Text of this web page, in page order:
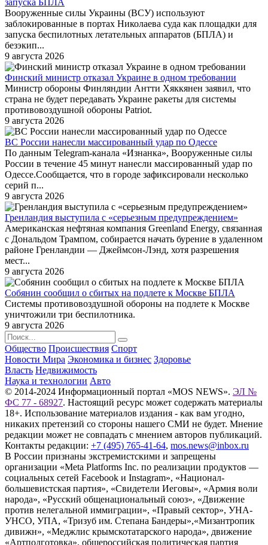
запуска БПЛА
Вооруженные силы Украины (ВСУ) используют
заблокированные в портах Николаева суда как площадки для
запуска беспилотных летательных аппаратов (БПЛА) и
безэкип...
9 августа 2026
Финский министр отказал Украине в одном требовании
Министр обороны Финляндии Антти Хяккянен заявил, что
страна не будет передавать Украине ракеты для системы
противовоздушной обороны Patriot.
9 августа 2026
ВС России нанесли массированный удар по Одессе
По данным Telegram-канала «Изнанка», Вооруженные силы
России в течение 45 минут нанесли массированный удар по
Одессе.Сообщается, что в городе зафиксировали несколько
серий п...
9 августа 2026
Гренландия выступила с «серьезным предупреждением»
Американская нефтяная компания Greenland Energy, связанная
с Дональдом Трампом, собирается начать бурение в удаленном
районе Гренландии — Джеймсон-Лэнд, хотя разрешения
мест...
9 августа 2026
Собянин сообщил о сбитых на подлете к Москве БПЛА
Системы противовоздушной обороны на подлете к Москве
уничтожили три беспилотника.
9 августа 2026
Общество Происшествия Спорт
Новости Мира Экономика и бизнес Здоровье
Власть Недвижимость
Наука и технологии Авто
© 2014-2024 Информационный портал «MOS NEWS». ЭЛ №
ФС 77 - 68927. Настоящий ресурс может содержать материалы
18+. Использование материалов издания - как вам угодно,
никаких претензий со стороны нашего СМИ не будет. Мнение
редакции может не совпадать с мнением авторов публикаций.
Контакты редакции: +7 (495) 765-41-64, mos.news@inbox.ru
В России признаны экстремистскими и запрещены
организации «Meta Platforms Inc. по реализации продуктов —
социальных сетей Facebook и Instagram», «Национал-
большевистская партия», «Свидетели Иеговы», «Армия воли
народа», «Русский общенациональный союз», «Движение
против нелегальной иммиграции», «Правый сектор», УНА-
УНСО, УПА, «Тризуб им. Степана Бандеры»,«Мизантропик
дивижн», «Меджлис крымскотатарского народа», движение
«Артподготовка», общероссийская политическая партия